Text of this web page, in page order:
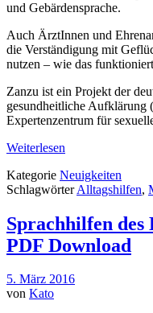
und Gebärdensprache.
Auch ÄrztInnen und
die Verständigung mit
nutzen – wie das
Zanzu ist ein Projekt der
gesundheitliche Aufklärung
Expertenzentrum für
Weiterlesen
Kategorie Neuigkeiten
SchlagwörterAlltagshilfen,
Sprachhilfen des
PDF Download
5. März 2016
von Kato